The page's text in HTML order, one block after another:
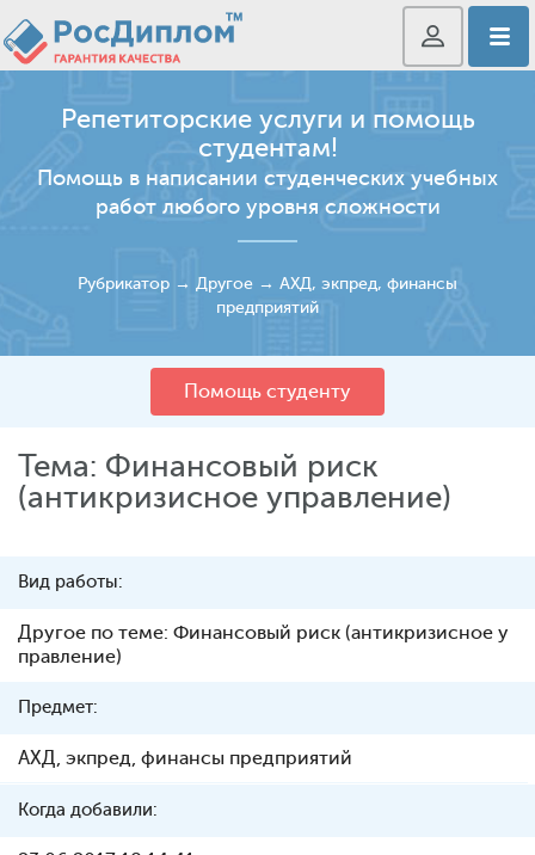
Репетиторские услуги и помощь
студентам!
Помощь в написании студенческих учебных
работ любого уровня сложности
Рубрикатор → Другое → АХД, экпред, финансы
предприятий
Помощь студенту
Тема: Финансовый риск
(антикризисное управление)
Вид работы:
Другое по теме: Финансовый риск (антикризисное у
правление)
Предмет:
АХД, экпред, финансы предприятий
Когда добавили: